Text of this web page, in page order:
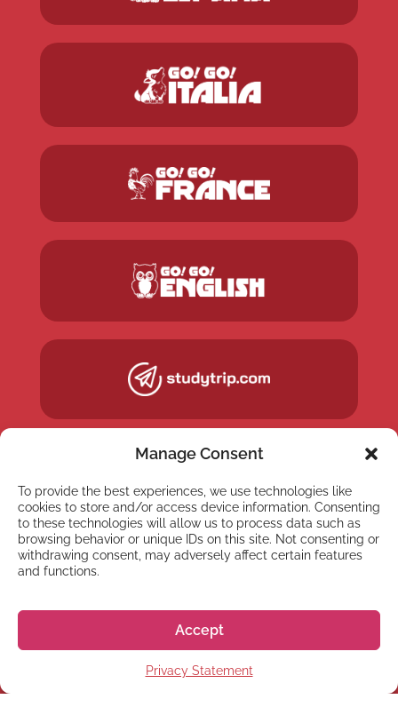
Manage Consent
To provide the best experiences, we use technologies like
cookies to store and/or access device information. Consenting
to these technologies will allow us to process data such as
browsing behavior or unique IDs on this site. Not consenting or
withdrawing consent, may adversely affect certain features
and functions.
Accept
Privacy Statement
NEWSLETTER
Registrati alla nostra
Newsletter